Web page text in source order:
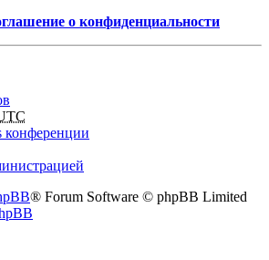
о конфиденциальности
конференции
® Forum Software © phpBB Limited